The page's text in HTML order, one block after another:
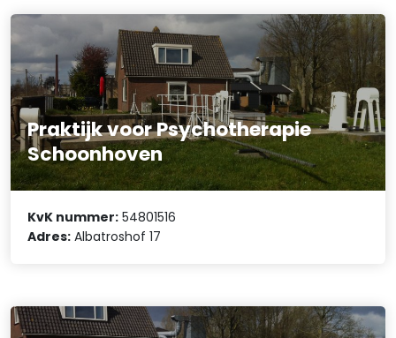
Praktijk voor Psychotherapie
Schoonhoven
KvK nummer: 54801516
Adres: Albatroshof 17